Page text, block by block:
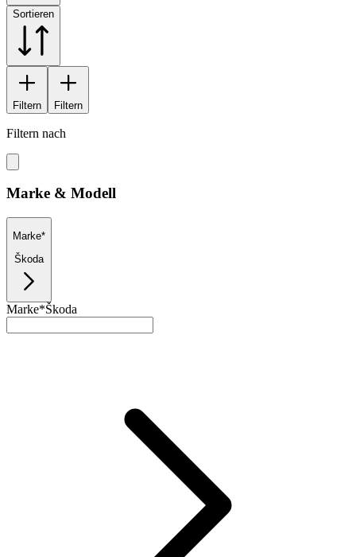
Sortieren
Filtern Filtern
Filtern nach
Marke & Modell
Marke*
Škoda
Marke*Škoda